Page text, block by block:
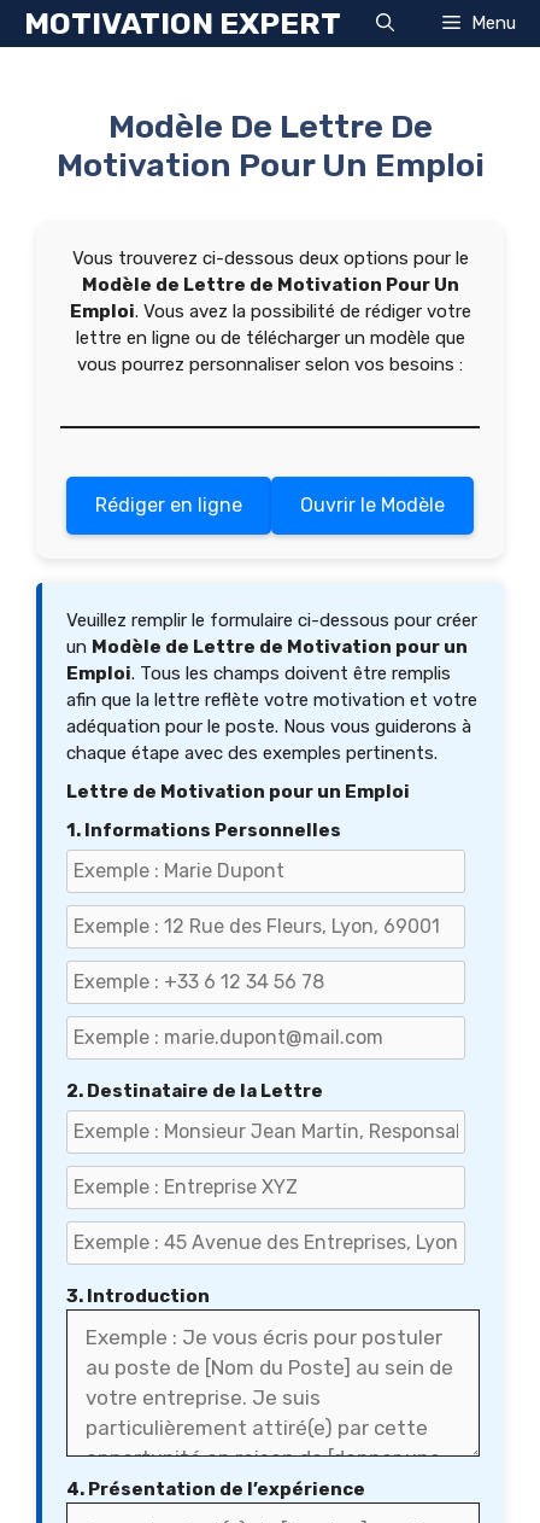
AllerMOTIVATION EXPERT Menu
Modèle De Lettre De
Motivation Pour Un Emploi
Vous trouverez ci-dessous deux options pour le
Modèle de Lettre de Motivation Pour Un
Emploi. Vous avez la possibilité de rédiger votre
lettre en ligne ou de télécharger un modèle que
vous pourrez personnaliser selon vos besoins :
Rédiger en ligne Ouvrir le Modèle
Veuillez remplir le formulaire ci-dessous pour créer
un Modèle de Lettre de Motivation pour un
Emploi. Tous les champs doivent être remplis
afin que la lettre reflète votre motivation et votre
adéquation pour le poste. Nous vous guiderons à
chaque étape avec des exemples pertinents.
Lettre de Motivation pour un Emploi
1. Informations Personnelles
2. Destinataire de la Lettre
3. Introduction
4. Présentation de l’expérience